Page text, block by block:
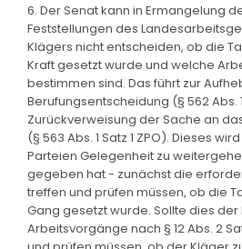
6. Der Senat kann in Ermangelung
Feststellungen des
Klägers nicht entscheiden, ob die
Kraft gesetzt wurde und welche
bestimmen sind. Das führt zur
Berufungsentscheidung (§ 562 Abs.
Zurückverweisung der Sache an
(§ 563 Abs. 1 Satz 1 ZPO). Dieses
Parteien Gelegenheit zu
gegeben hat - zunächst die
treffen und prüfen müssen, ob die
Gang gesetzt wurde. Sollte dies der
Arbeitsvorgänge nach § 12 Abs. 2